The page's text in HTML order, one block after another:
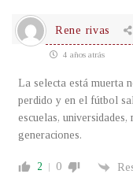
Rene rivas
4 años atrás
La selecta está muerta
perdido y en el fútbol
escuelas,
generaciones.
2 0